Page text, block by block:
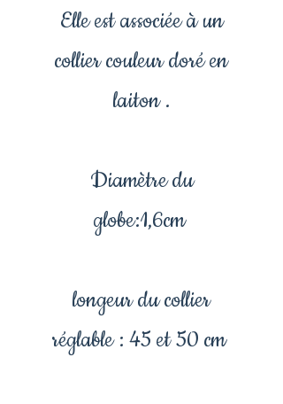
Elle est associée à un
collier couleur doré en
laiton .
Diamètre du
globe:1,6cm
longeur du collier
réglable : 45 et 50 cm